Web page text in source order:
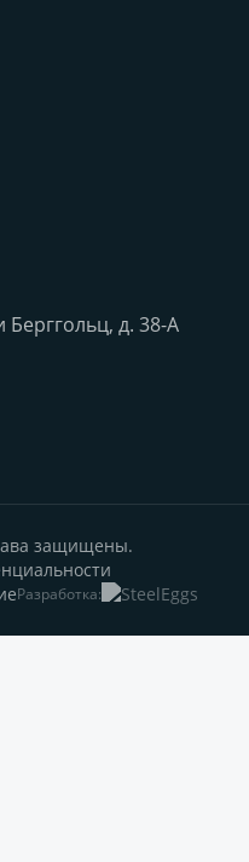
Берггольц, д. 38-А
защищены.
Разработка: